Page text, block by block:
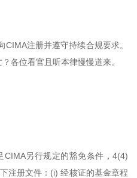
CIMA注册并遵守持续合规要求。
各位看官且听本律慢慢道来。
另行规定的豁免条件，4(4)
注册文件：(i) 经核证的基金章程